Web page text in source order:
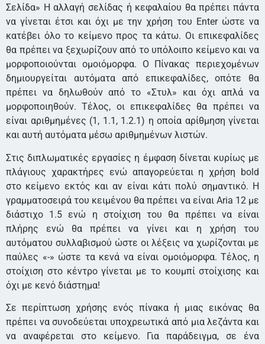
Σελίδα» Η αλλαγή σελίδας ή κεφαλαίου θα πρέπει πάντα
να γίνεται έτσι και όχι με την χρήση του Enter ώστε να
κατέβει όλο το κείμενο προς τα κάτω. Οι επικεφαλίδες
θα πρέπει να ξεχωρίζουν από το υπόλοιπο κείμενο και να
μορφοποιούνται ομοιόμορφα. Ο Πίνακας περιεχομένων
δημιουργείται αυτόματα από επικεφαλίδες, οπότε θα
πρέπει να δηλωθούν από το «Στυλ» και όχι απλά να
μορφοποιηθούν. Τέλος, οι επικεφαλίδες θα πρέπει να
είναι αριθμημένες (1, 1.1, 1.2.1) η οποία αρίθμηση γίνεται
και αυτή αυτόματα μέσω αριθμημένων λιστών.
Στις διπλωματικές εργασίες η έμφαση δίνεται κυρίως με
πλάγιους χαρακτήρες ενώ απαγορεύεται η χρήση bold
στο κείμενο εκτός και αν είναι κάτι πολύ σημαντικό. Η
γραμματοσειρά του κειμένου θα πρέπει να είναι Aria 12 με
διάστιχο 1.5 ενώ η στοίχιση του θα πρέπει να είναι
πλήρης ενώ θα πρέπει να γίνει και η χρήση του
αυτόματου συλλαβισμού ώστε οι λέξεις να χωρίζονται με
παύλες «-» ώστε τα κενά να είναι ομοιόμορφα. Τέλος, η
στοίχιση στο κέντρο γίνεται με το κουμπί στοίχισης και
όχι με κενό διάστημα!
Σε περίπτωση χρήσης ενός πίνακα ή μιας εικόνας θα
πρέπει να συνοδεύεται υποχρεωτικά από μια λεζάντα και
να αναφέρεται στο κείμενο. Για παράδειγμα, σε ένα